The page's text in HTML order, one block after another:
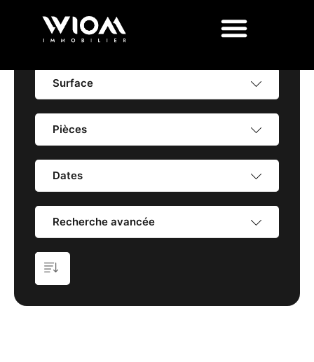
Prix
Surface
Pièces
Dates
Recherche avancée